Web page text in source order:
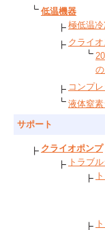
低温機器
極低温
クライ
コンプ
液体窒
サポート
クライオポンプ
トラブ